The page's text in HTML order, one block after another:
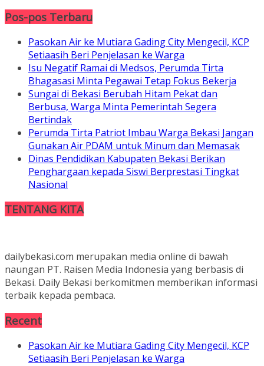
Pos-pos Terbaru
Pasokan Air ke Mutiara Gading City Mengecil, KCP
Setiaasih Beri Penjelasan ke Warga
Isu Negatif Ramai di Medsos, Perumda Tirta
Bhagasasi Minta Pegawai Tetap Fokus Bekerja
Sungai di Bekasi Berubah Hitam Pekat dan
Berbusa, Warga Minta Pemerintah Segera
Bertindak
Perumda Tirta Patriot Imbau Warga Bekasi Jangan
Gunakan Air PDAM untuk Minum dan Memasak
Dinas Pendidikan Kabupaten Bekasi Berikan
Penghargaan kepada Siswi Berprestasi Tingkat
Nasional
TENTANG KITA
dailybekasi.com merupakan media online di bawah
naungan PT. Raisen Media Indonesia yang berbasis di
Bekasi. Daily Bekasi berkomitmen memberikan informasi
terbaik kepada pembaca.
Recent
Pasokan Air ke Mutiara Gading City Mengecil, KCP
Setiaasih Beri Penjelasan ke Warga